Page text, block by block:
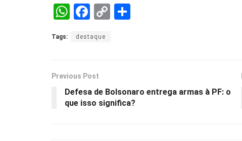
W
at
A
p
p
F
ce
o
o
k
C
k
Tags: destaque
Previous Post
Defesa de Bolsonaro entrega armas à PF: o
que isso significa?